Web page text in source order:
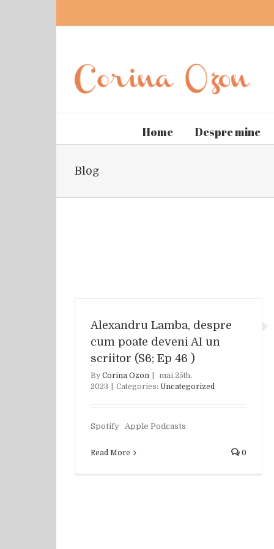
Home Despre mine
Blog
Alexandru Lamba, despre
cum poate deveni AI un
scriitor (S6; Ep 46 )
By Corina Ozon
mai 25th,
2023
Categories: Uncategorized
Spotify Apple Podcasts
Read More 0